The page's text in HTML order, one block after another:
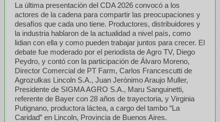
La última presentación del CDA 2026 convocó a los
actores de la cadena para compartir las preocupaciones y
desafíos que cada uno tiene. Productores, distribuidores y
la industria hablaron de la actualidad a nivel país, como
lidian con ella y como pueden trabajar juntos para crecer. El
debate fue moderado por el periodista de Agro TV, Diego
Peydro, y contó con la participación de Álvaro Moreno,
Director Comercial de PT Farm, Carlos Francescutti de
Agrozulkas Lincoln S.A., Juan Jerónimo Araujo Muller,
Presidente de SIGMA AGRO S.A., Maru Sanguinetti,
referente de Bayer con 28 años de trayectoria, y Virginia
Putignano, productora láctea, a cargo del tambo “La
Caridad” en Lincoln, Provincia de Buenos Aires.